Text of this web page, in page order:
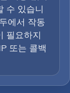
수 있습니
에서 작동
필요하지
또는 콜백